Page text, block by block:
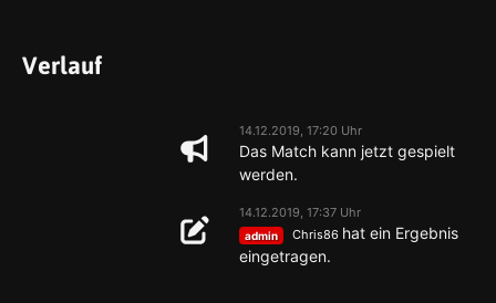
Verlauf
14.12.2019, 17:20 Uhr
Das Match kann jetzt gespielt
werden.
14.12.2019, 17:37 Uhr
admin Chris86 hat ein Ergebnis
eingetragen.